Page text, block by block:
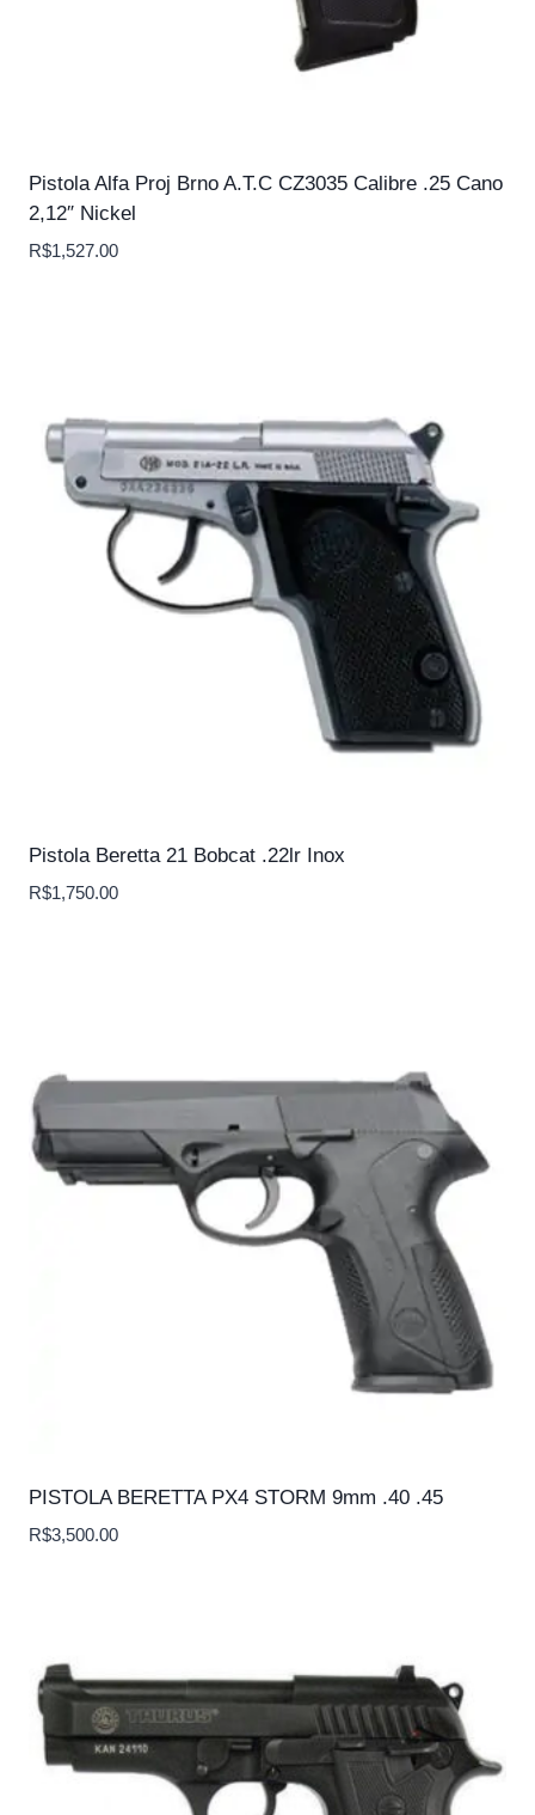
Pistola Alfa Proj Brno A.T.C CZ3035 Calibre .25 Cano
2,12″ Nickel
R$1,527.00
Pistola Beretta 21 Bobcat .22lr Inox
R$1,750.00
PISTOLA BERETTA PX4 STORM 9mm .40 .45
R$3,500.00